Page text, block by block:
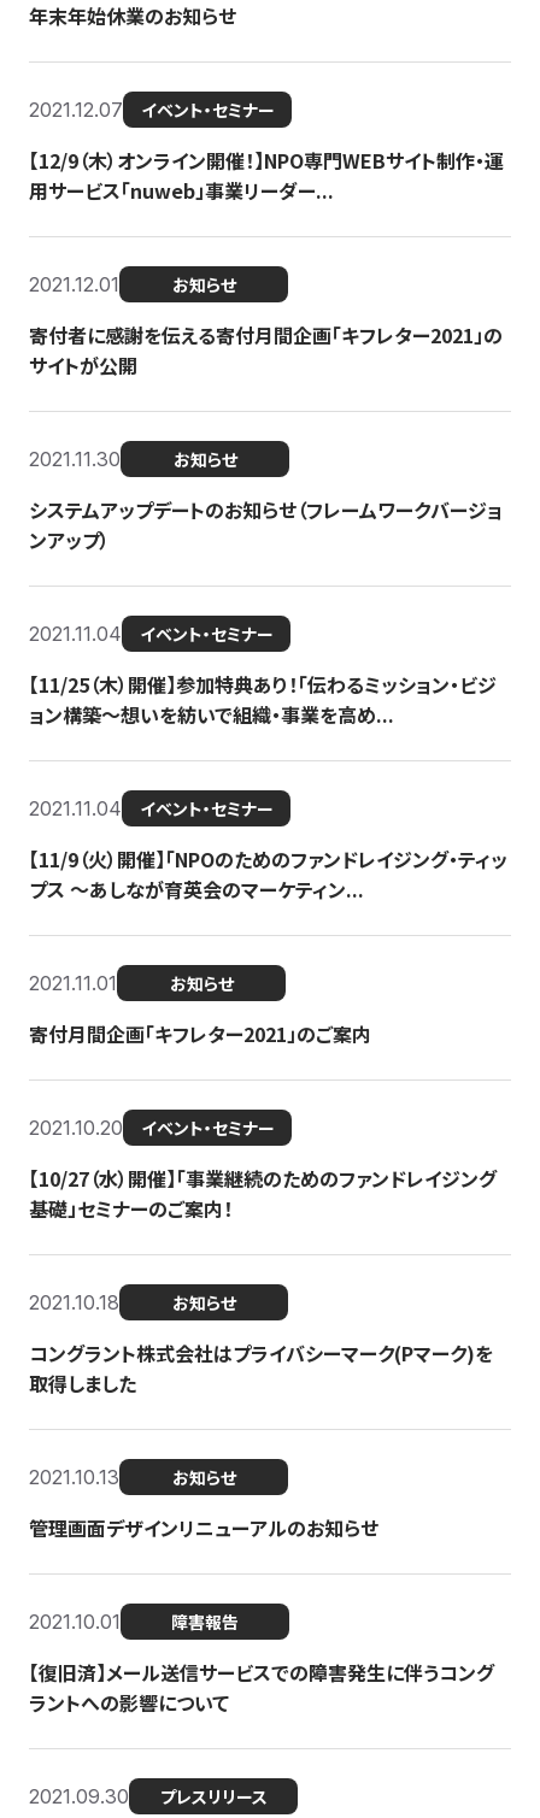
年末年始休業のお知らせ
2021.12.07 イベント・セミナー
【12/9（木）オンライン開催！】NPO専門WEBサイト制作・運
用サービス「nuweb」事業リーダー...
2021.12.01 お知らせ
寄付者に感謝を伝える寄付月間企画「キフレター2021」の
サイトが公開
2021.11.30 お知らせ
システムアップデートのお知らせ（フレームワークバージョ
ンアップ）
2021.11.04 イベント・セミナー
【11/25（木）開催】参加特典あり！「伝わるミッション・ビジ
ョン構築〜想いを紡いで組織・事業を高め...
2021.11.04 イベント・セミナー
【11/9（火）開催】「NPOのためのファンドレイジング・ティッ
プス 〜あしなが育英会のマーケティン...
2021.11.01 お知らせ
寄付月間企画「キフレター2021」のご案内
2021.10.20 イベント・セミナー
【10/27（水）開催】「事業継続のためのファンドレイジング
基礎」セミナーのご案内！
2021.10.18 お知らせ
コングラント株式会社はプライバシーマーク(Pマーク)を
取得しました
2021.10.13 お知らせ
管理画面デザインリニューアルのお知らせ
2021.10.01 障害報告
【復旧済】メール送信サービスでの障害発生に伴うコング
ラントへの影響について
2021.09.30 プレスリリース